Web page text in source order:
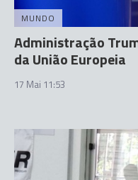
MUNDO
Administração
da União Europeia
17 Mai 11:53